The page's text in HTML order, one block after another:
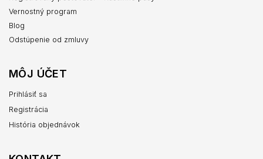
Vernostný program
Blog
Odstúpenie od zmluvy
MÔJ ÚČET
Prihlásiť sa
Registrácia
História objednávok